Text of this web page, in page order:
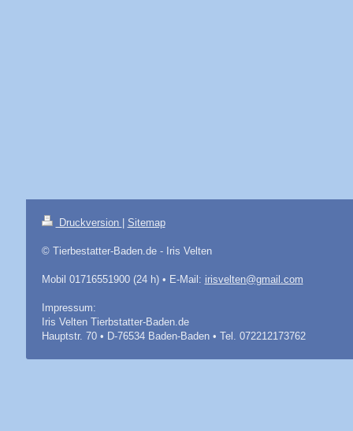
Druckversion | Sitemap
© Tierbestatter-Baden.de - Iris Velten
Mobil 01716551900 (24 h) • E-Mail: irisvelten@gmail.com
Impressum:
Iris Velten Tierbstatter-Baden.de
Hauptstr. 70 • D-76534 Baden-Baden • Tel. 072212173762